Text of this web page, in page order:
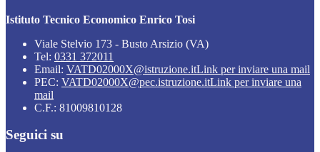
Istituto Tecnico Economico Enrico Tosi
Viale Stelvio 173 - Busto Arsizio (VA)
Tel: 0331 372011
Email: VATD02000X@istruzione.itLink per inviare una mail
PEC: VATD02000X@pec.istruzione.itLink per inviare una
mail
C.F.: 81009810128
Seguici su